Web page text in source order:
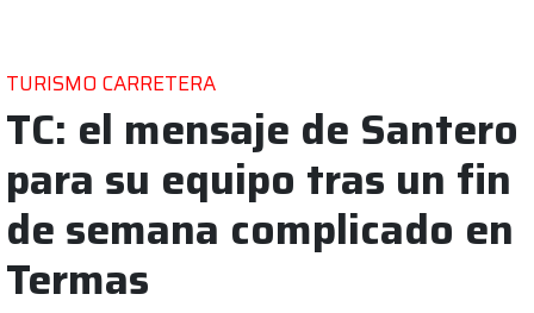
TURISMO CARRETERA
TC: el mensaje de Santero
para su equipo tras un fin
de semana complicado en
Termas